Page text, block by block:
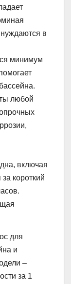
в
минимум
любой
включая
короткий
для
и
–
за 1